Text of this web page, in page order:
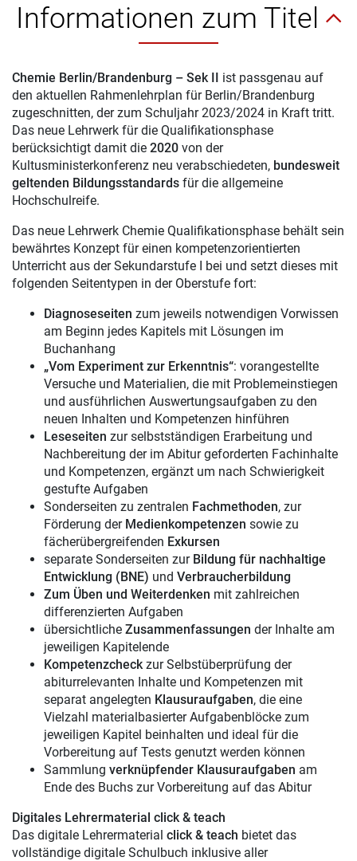
Informationen zum Titel
Chemie Berlin/Brandenburg – Sek II ist passgenau auf
den aktuellen Rahmenlehrplan für Berlin/Brandenburg
zugeschnitten, der zum Schuljahr 2023/2024 in Kraft tritt.
Das neue Lehrwerk für die Qualifikationsphase
berücksichtigt damit die 2020 von der
Kultusministerkonferenz neu verabschiedeten, bundesweit
geltenden Bildungsstandards für die allgemeine
Hochschulreife.
Das neue Lehrwerk Chemie Qualifikationsphase behält sein
bewährtes Konzept für einen kompetenzorientierten
Unterricht aus der Sekundarstufe I bei und setzt dieses mit
folgenden Seitentypen in der Oberstufe fort:
Diagnoseseiten zum jeweils notwendigen Vorwissen
am Beginn jedes Kapitels mit Lösungen im
Buchanhang
„Vom Experiment zur Erkenntnis“: vorangestellte
Versuche und Materialien, die mit Problemeinstiegen
und ausführlichen Auswertungsaufgaben zu den
neuen Inhalten und Kompetenzen hinführen
Leseseiten zur selbstständigen Erarbeitung und
Nachbereitung der im Abitur geforderten Fachinhalte
und Kompetenzen, ergänzt um nach Schwierigkeit
gestufte Aufgaben
Sonderseiten zu zentralen Fachmethoden, zur
Förderung der Medienkompetenzen sowie zu
fächerübergreifenden Exkursen
separate Sonderseiten zur Bildung für nachhaltige
Entwicklung (BNE) und Verbraucherbildung
Zum Üben und Weiterdenken mit zahlreichen
differenzierten Aufgaben
übersichtliche Zusammenfassungen der Inhalte am
jeweiligen Kapitelende
Kompetenzcheck zur Selbstüberprüfung der
abiturrelevanten Inhalte und Kompetenzen mit
separat angelegten Klausuraufgaben, die eine
Vielzahl materialbasierter Aufgabenblöcke zum
jeweiligen Kapitel beinhalten und ideal für die
Vorbereitung auf Tests genutzt werden können
Sammlung verknüpfender Klausuraufgaben am
Ende des Buchs zur Vorbereitung auf das Abitur
Digitales Lehrermaterial click & teach
Das digitale Lehrermaterial click & teach bietet das
vollständige digitale Schulbuch inklusive aller